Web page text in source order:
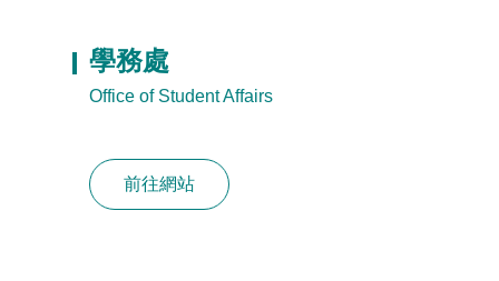
學務處
Office of Student Affairs
前往網站